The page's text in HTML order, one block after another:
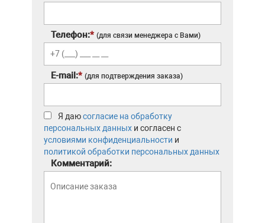
Телефон:* (для связи менеджера с Вами)
E-mail:* (для подтверждения заказа)
Я даюсогласие на обработку
персональных данных и согласен с
условиями конфиденциальности и
политикой обработки персональных данных
Комментарий: